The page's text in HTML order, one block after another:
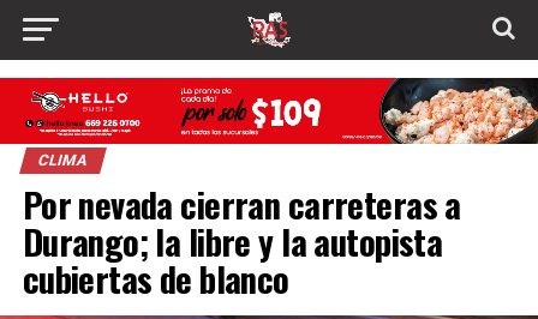
CLIMA
Por nevada cierran carreteras a
Durango; la libre y la autopista
cubiertas de blanco